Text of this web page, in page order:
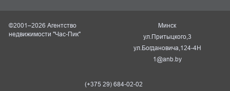
©2001–2026 Агентство
недвижимости "Час-Пик"
Минск
ул.Притыцкого,3
ул.Богдановича,124-4Н
1@anb.by
(+375 29) 684-02-02